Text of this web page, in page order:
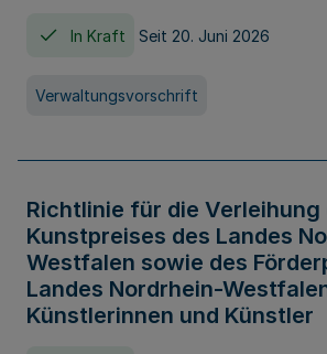
In Kraft Seit 20. Juni 2026
Verwaltungsvorschrift
Richtlinie für die Verleihung
Kunstpreises des Landes
Westfalen sowie des
Landes Nordrhein-
Künstlerinnen und Künstler